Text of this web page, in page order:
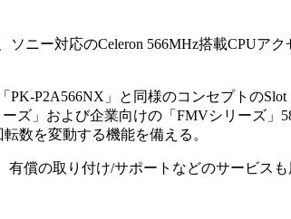
ソニー対応のCeleron 566MHz搭載CPUア
P2A566NX」と同様のコンセプトの
ズ」および企業向けの「FMVシリーズ」
数を変動する機能を備える。
有償の取り付け/サポートなどのサービスも